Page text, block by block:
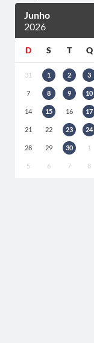
Junho
2026
D S T Q
31 1 2 3
7 8 9 10
14 15 16 17
21 22 23 24
28 29 30 1
5 6 7 8